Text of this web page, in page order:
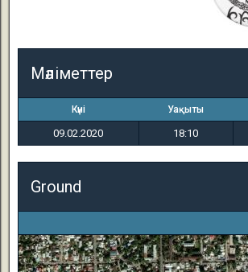
Мәліметтер
Күні Уақыты
09.02.2020 18:10
Ground